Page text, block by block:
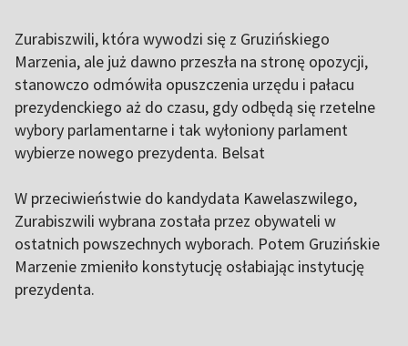
Zurabiszwili, która wywodzi się z Gruzińskiego
Marzenia, ale już dawno przeszła na stronę opozycji,
stanowczo odmówiła opuszczenia urzędu i pałacu
prezydenckiego aż do czasu, gdy odbędą się rzetelne
wybory parlamentarne i tak wyłoniony parlament
wybierze nowego prezydenta. Belsat
W przeciwieństwie do kandydata Kawelaszwilego,
Zurabiszwili wybrana została przez obywateli w
ostatnich powszechnych wyborach. Potem Gruzińskie
Marzenie zmieniło konstytucję osłabiając instytucję
prezydenta.